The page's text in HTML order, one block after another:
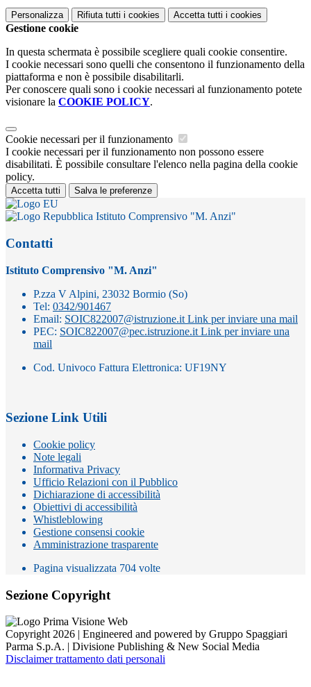
Personalizza Rifiuta tutti i cookies Accetta tutti i cookies
Gestione cookie
In questa schermata è possibile scegliere quali cookie consentire.
I cookie necessari sono quelli che consentono il funzionamento della
piattaforma e non è possibile disabilitarli.
Per conoscere quali sono i cookie necessari al funzionamento potete
visionare la COOKIE POLICY.
Cookie necessari per il funzionamento
I cookie necessari per il funzionamento non possono essere
disabilitati. È possibile consultare l'elenco nella pagina della cookie
policy.
Accetta tutti Salva le preferenze
Istituto Comprensivo "M. Anzi"
Contatti
Istituto Comprensivo "M. Anzi"
P.zza V Alpini, 23032 Bormio (So)
Tel: 0342/901467
Email: SOIC822007@istruzione.it Link per inviare una mail
PEC: SOIC822007@pec.istruzione.it Link per inviare una
mail
Cod. Univoco Fattura Elettronica: UF19NY
Sezione Link Utili
Cookie policy
Note legali
Informativa Privacy
Ufficio Relazioni con il Pubblico
Dichiarazione di accessibilità
Obiettivi di accessibilità
Whistleblowing
Gestione consensi cookie
Amministrazione trasparente
Pagina visualizzata 704 volte
Sezione Copyright
Copyright 2026 | Engineered and powered by Gruppo Spaggiari
Parma S.p.A. | Divisione Publishing & New Social Media
Disclaimer trattamento dati personali